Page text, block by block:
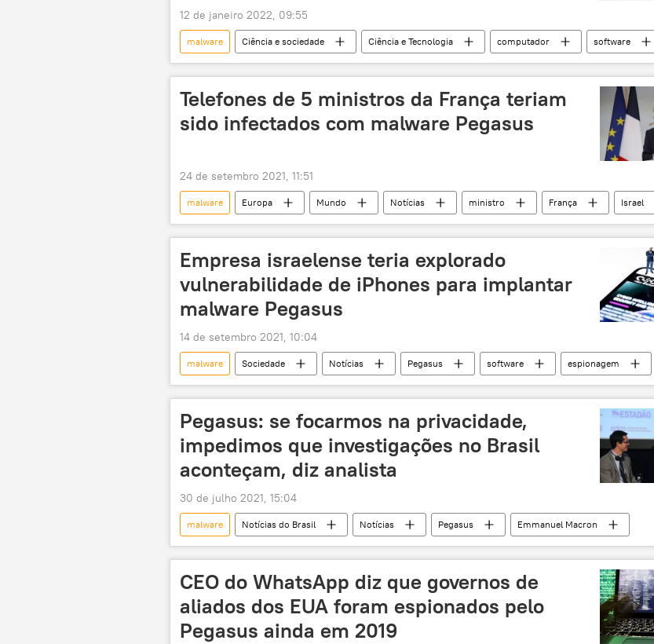
12 de janeiro 2022, 09:55
malware Ciência e sociedade Ciência e Tecnologia computador
software
dispositivo
Tecnologias de Ponta
Telefones de 5 ministros da França teriam
sido infectados com malware Pegasus
24 de setembro 2021, 11:51
malware Europa Mundo Notícias ministro França
Israel
hackers
Empresa israelense teria explorado
vulnerabilidade de iPhones para implantar
malware Pegasus
14 de setembro 2021, 10:04
malware Sociedade Notícias Pegasus software
espionagem
iPhone
Apple
Pegasus: se focarmos na privacidade,
impedimos que investigações no Brasil
aconteçam, diz analista
30 de julho 2021, 15:04
malware Notícias do Brasil Notícias Pegasus
Emmanuel Macron
Israel
spyware privacidade política de privacidade
Benny Gantz
França
CEO do WhatsApp diz que governos de
aliados dos EUA foram espionados pelo
Pegasus ainda em 2019